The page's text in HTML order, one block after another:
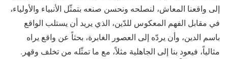
إلى واقعنا المعاش، لنصلحه ونحسن صنعه بتمثّل الأنبياء والأولياء،
في مقابل الفهم المعكوس للدّين، الذي يريد أن يستلب الواقع
باسم الدين، وأن يردّه إلى العصور الغابرة، بحثاً عن واقع يراه
مثالياً، فيعود بنا إلى الجاهلية مثلاً، مع ما تمثّله من تخلف وقهر.